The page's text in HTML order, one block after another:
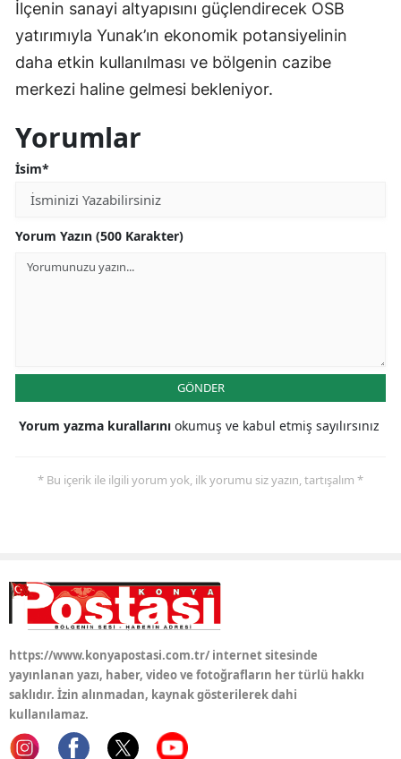
Ordu
Rize
Tunceli
Aksaray
Bayburt
İlçenin sanayi altyapısını güçlendirecek OSB
yatırımıyla Yunak’ın ekonomik potansiyelinin
daha etkin kullanılması ve bölgenin cazibe
merkezi haline gelmesi bekleniyor.
Yorumlar
İsim*
Yorum Yazın (500 Karakter)
GÖNDER
Yorum yazma kurallarını okumuş ve kabul etmiş sayılırsınız
* Bu içerik ile ilgili yorum yok, ilk yorumu siz yazın, tartışalım *
https://www.konyapostasi.com.tr/ internet sitesinde
yayınlanan yazı, haber, video ve fotoğrafların her türlü hakkı
saklıdır. İzin alınmadan, kaynak gösterilerek dahi
kullanılamaz.